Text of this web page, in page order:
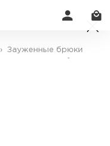
› Зауженные брюки